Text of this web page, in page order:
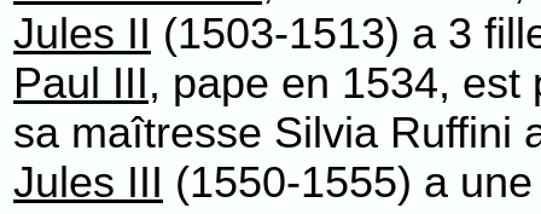
Jules II (1503-1513) a 3
Paul III, pape en 1534,
sa maîtresse Silvia Ruffini
Jules III (1550-1555) a